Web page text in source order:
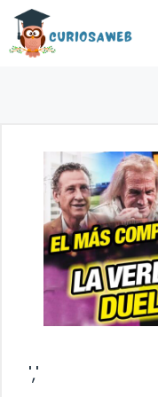
Saltar
contenido
','